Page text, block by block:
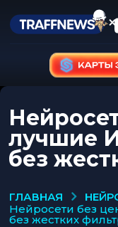
лучшие
без
ГЛАВНАЯ
нейросети без цензуры: лучшие ии‑инструменты
без жестких